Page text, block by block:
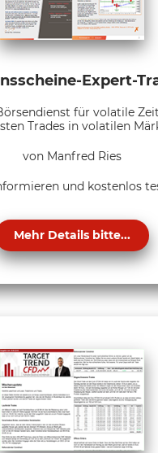
Expert-
für volatile
Trades in volatilen
von Manfred Ries
und kostenlos
Mehr Details bitte...